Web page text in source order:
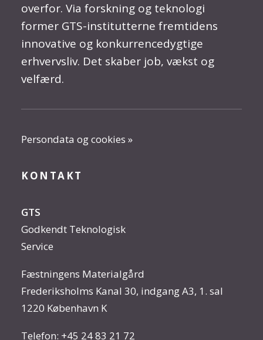
overfor. Via forskning og teknologi
former GTS-institutterne fremtidens
innovative og konkurrencedygtige
erhvervsliv. Det skaber job, vækst og
velfærd.
Persondata og cookies »
KONTAKT
GTS
Godkendt Teknologisk
Service
Fæstningens Materialgård
Frederiksholms Kanal 30, indgang A3, 1. sal
1220 København K
Telefon: +45 24 83 21 72